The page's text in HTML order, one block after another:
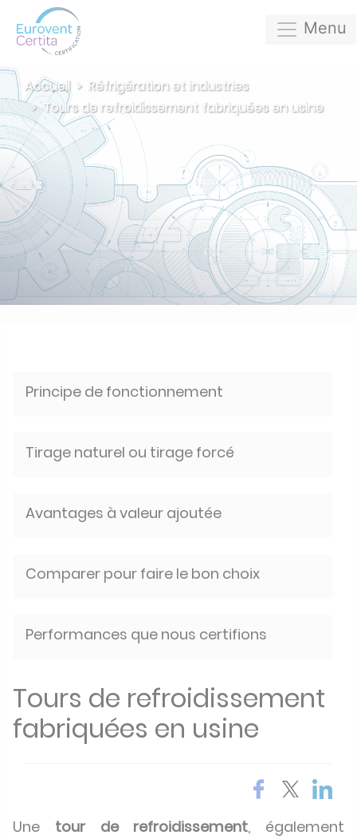
Menu
Accueil
Réfrigération et industries
Tours de refroidissement fabriquées en usine
Principe de fonctionnement
Tirage naturel ou tirage forcé
Avantages à valeur ajoutée
Comparer pour faire le bon choix
Performances que nous certifions
Tours de refroidissement
fabriquées en usine
Une tour de refroidissement, également